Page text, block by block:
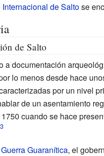
de Saltose
de Salto
a documentación
lo menos desde hace
por un nivel
de un asentamiento
cuando se hace
Guerra Guaranítica, el